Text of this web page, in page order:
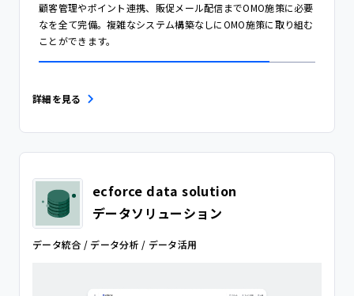
なを全て完備。複雑なシステム構築なしにOMO施策に取り組む
ことができます。
データソリューション
データ統合 / データ分析 / データ活用